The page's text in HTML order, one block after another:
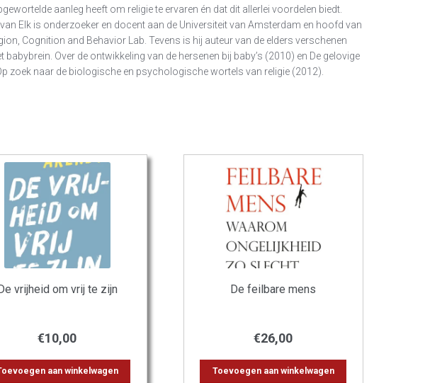
aanleg heeft om religie te ervaren én dat dit allerlei voordelen biedt.
Elk is onderzoeker en docent aan de Universiteit van Amsterdam en hoofd van
Cognition and Behavior Lab. Tevens is hij auteur van de elders verschenen
babybrein. Over de ontwikkeling van de hersenen bij baby’s (2010) en De gelovige
zoek naar de biologische en psychologische wortels van religie (2012).
vrijheid om vrij te zijn
€10,00
aan winkelwagen
De feilbare mens
€26,00
Toevoegen aan winkelwagen